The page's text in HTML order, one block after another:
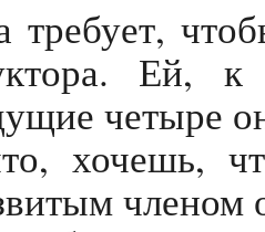
требует,
Ей,
четыре
хочешь,
членом